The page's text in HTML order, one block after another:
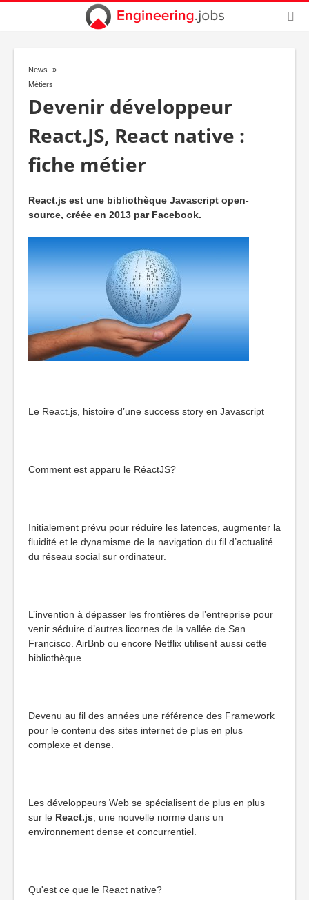
News
Métiers
Devenir développeur
React.JS, React native :
fiche métier
React.js est une bibliothèque Javascript open-
source, créée en 2013 par Facebook.
Le React.js, histoire d’une success story en Javascript
Comment est apparu le RéactJS?
Initialement prévu pour réduire les latences, augmenter la
fluidité et le dynamisme de la navigation du fil d’actualité
du réseau social sur ordinateur.
L’invention à dépasser les frontières de l’entreprise pour
venir séduire d’autres licornes de la vallée de San
Francisco. AirBnb ou encore Netflix utilisent aussi cette
bibliothèque.
Devenu au fil des années une référence des Framework
pour le contenu des sites internet de plus en plus
complexe et dense.
Les développeurs Web se spécialisent de plus en plus
sur le React.js , une nouvelle norme dans un
environnement dense et concurrentiel.
Qu'est ce que le React native?